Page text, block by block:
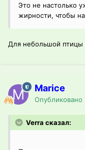
Это не настолько
жирности, чтобы
Для небольшой птицы
Marice
Опубликовано
Verra сказал: